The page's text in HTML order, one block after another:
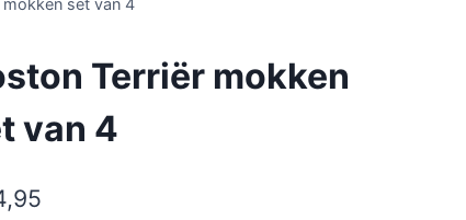
mokken set van 4
Terriër mokken
van 4